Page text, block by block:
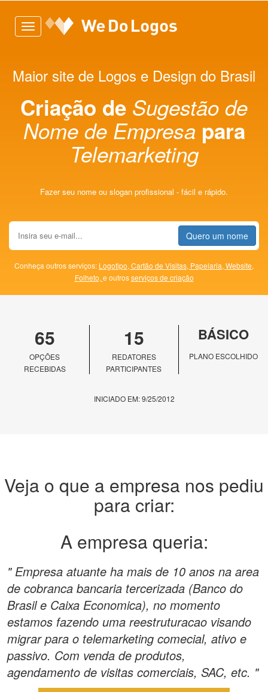
Toggle
navigation
Maior site de Logos e Design do Brasil
Criação de Sugestão de
Nome de Empresa para
Telemarketing
Fazer seu nome ou slogan profissional - fácil e rápido.
Quero um nome
Conheça outros serviços: Logotipo, Cartão de Visitas, Papelaria, Website,
Folheto, e outrosserviços de criação
65
OPÇÕES
RECEBIDAS
15
REDATORES
PARTICIPANTES
BÁSICO
PLANO ESCOLHIDO
INICIADO EM: 9/25/2012
Veja o que a empresa nos pediu
para criar:
A empresa queria:
" Empresa atuante ha mais de 10 anos na area
de cobranca bancaria tercerizada (Banco do
Brasil e Caixa Economica), no momento
estamos fazendo uma reestruturacao visando
migrar para o telemarketing comecial, ativo e
passivo. Com venda de produtos,
agendamento de visitas comerciais, SAC, etc. "